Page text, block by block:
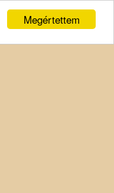
Megértettem